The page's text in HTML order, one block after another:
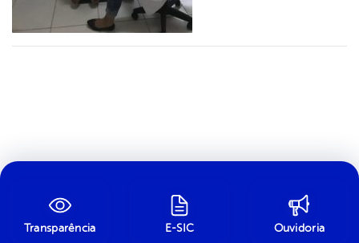
Transparência E-SIC Ouvidoria